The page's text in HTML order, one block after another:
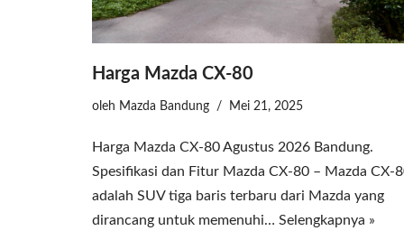
Harga Mazda CX-80
oleh Mazda Bandung Mei 21, 2025
Harga Mazda CX-80 Agustus 2026 Bandung.
Spesifikasi dan Fitur Mazda CX-80 – Mazda CX-
adalah SUV tiga baris terbaru dari Mazda yang
dirancang untuk memenuhi… Selengkapnya »